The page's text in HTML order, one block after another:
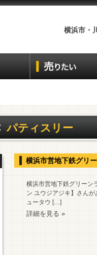
横浜市・
パティスリー
横浜市営地下鉄グリ
横浜市営地下鉄グリーン
ン ユウジアジキ】さん
ュータウ […]
詳細を見る »